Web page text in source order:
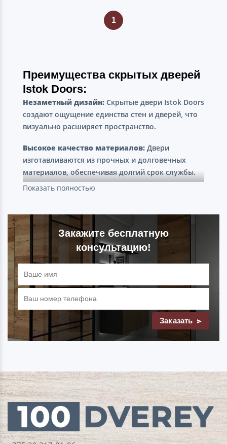
1
Преимущества скрытых дверей
Istok Doors:
Незаметный дизайн: Скрытые двери Istok Doors
создают ощущение единства стен и дверей, что
визуально расширяет пространство.
Высокое качество материалов: Двери
изготавливаются из прочных и долговечных
материалов, обеспечивая долгий срок службы.
Шумоизоляция:
отличную шумоизоляцию, создавая комфортные
условия в вашем доме.
Универсальность:Подходят для любого
интерьера и стиля, будь то классический или
современный дизайн.
Ассортимент скрытых дверей Istok
Doors
В нашем каталоге вы найдете широкий выбор
скрытых дверей Istok Doors. Мы предлагаем
различные варианты отделки и цветовые
Почему стоит выбрать
"100дверей"?
Широкий выбор:У нас представлен большой
ассортимент скрытых дверей на любой вкус.
Доступные цены:Мы предлагаем конкурентные
Показать полностью
Закажите бесплатную
консультацию!
Заказать